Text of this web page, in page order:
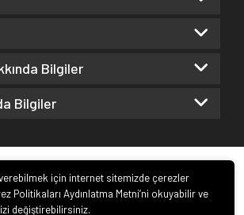
Bilgiler
Bilgiler
için internet sitemizde çerezler
Politikaları Aydınlatma Metni’ni okuyabilir ve
değiştirebilirsiniz.